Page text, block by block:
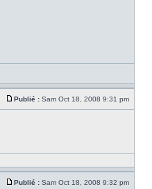
Publié : Sam Oct 18, 2008 9:31 pm
Publié : Sam Oct 18, 2008 9:32 pm